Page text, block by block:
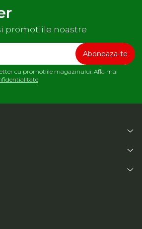
promotiile noastre
cu promotiile magazinului. Afla mai